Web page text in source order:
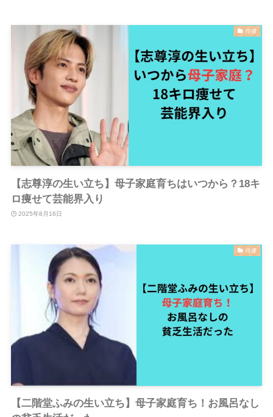
俳優
【志尊淳の生い立ち】母子家庭育ちはいつから？18キ
ロ痩せて芸能界入り
2025年8月16日
俳優
【二階堂ふみの生い立ち】母子家庭育ち！お風呂なし